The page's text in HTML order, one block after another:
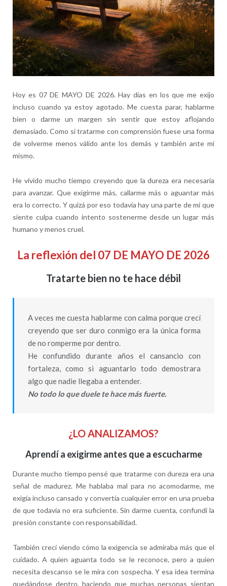
Hoy es 07 DE MAYO DE 2026. Hay días en los que me exijo
incluso cuando ya estoy agotado. Me cuesta parar, hablarme
bien o darme un margen sin sentir que estoy aflojando
demasiado. Como si tratarme con comprensión fuese una forma
de volverme menos válido ante los demás y también ante mí
mismo.
He vivido mucho tiempo creyendo que la dureza era necesaria
para avanzar. Que exigirme más, callarme más o aguantar más
era lo correcto. Y quizá por eso todavía hay una parte de mí que
siente culpa cuando intento sostenerme desde un lugar más
humano y menos cruel.
La reflexión del 07 DE MAYO DE 2026
Tratarte bien no te hace débil
A veces me cuesta hablarme con calma porque crecí
creyendo que ser duro conmigo era la única forma
de no romperme por dentro.
He confundido durante años el cansancio con
fortaleza, como si aguantarlo todo demostrara
algo que nadie llegaba a entender.
No todo lo que duele te hace más fuerte.
¿LO ANALIZAMOS?
Aprendí a exigirme antes que a escucharme
Durante mucho tiempo pensé que tratarme con dureza era una
señal de madurez. Me hablaba mal para no acomodarme, me
exigía incluso cansado y convertía cualquier error en una prueba
de que todavía no era suficiente. Sin darme cuenta, confundí la
presión constante con responsabilidad.
También crecí viendo cómo la exigencia se admiraba más que el
cuidado. A quien aguanta todo se le reconoce, pero a quien
necesita descanso se le mira con sospecha. Y esa idea termina
quedándose dentro, haciendo que muchas personas sientan